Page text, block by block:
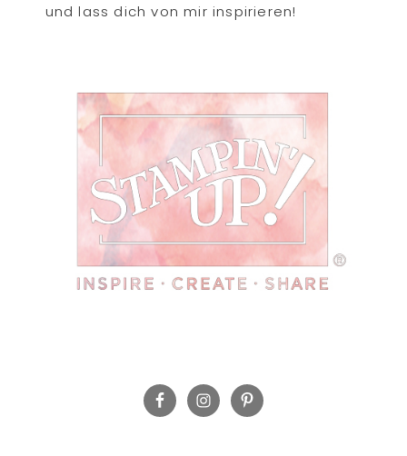
und lass dich von mir inspirieren!